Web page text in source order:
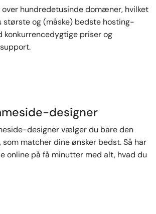
hundredetusinde domæner, hvilket
største og (måske) bedste hosting-
konkurrencedygtige priser og
designer
designer vælger du bare den
matcher dine ønsker bedst. Så har
online på få minutter med alt, hvad du